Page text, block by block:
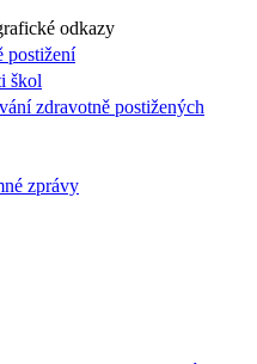
odkazy
postižení
škol
zdravotně postižených
zprávy